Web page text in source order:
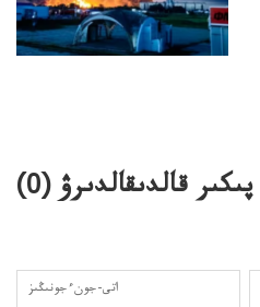
پىكىر قالدىقالدىرۋ (0
)